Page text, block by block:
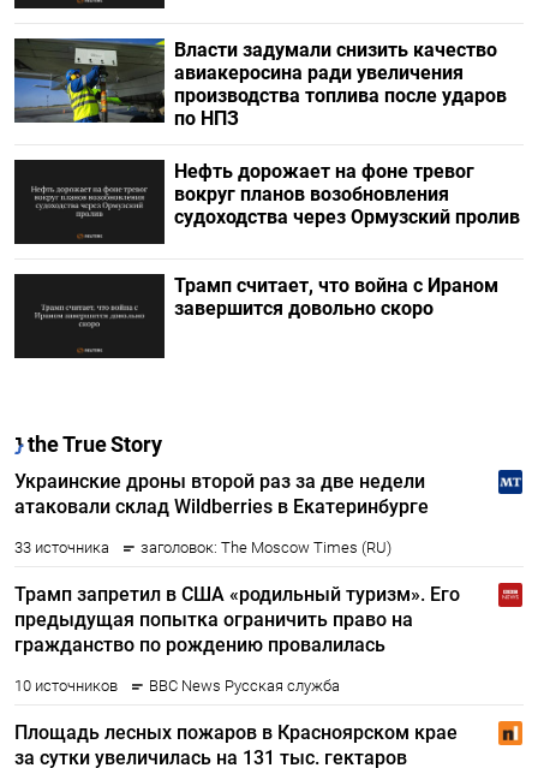
Власти задумали снизить качество
авиакеросина ради увеличения
производства топлива после ударов
по НПЗ
Нефть дорожает на фоне тревог
вокруг планов возобновления
судоходства через Ормузский пролив
Трамп считает, что война с Ираном
завершится довольно скоро